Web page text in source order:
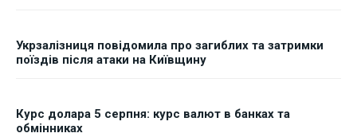
Укрзалізниця повідомила про загиблих та затримки
поїздів після атаки на Київщину
Курс долара 5 серпня: курс валют в банках та
обмінниках